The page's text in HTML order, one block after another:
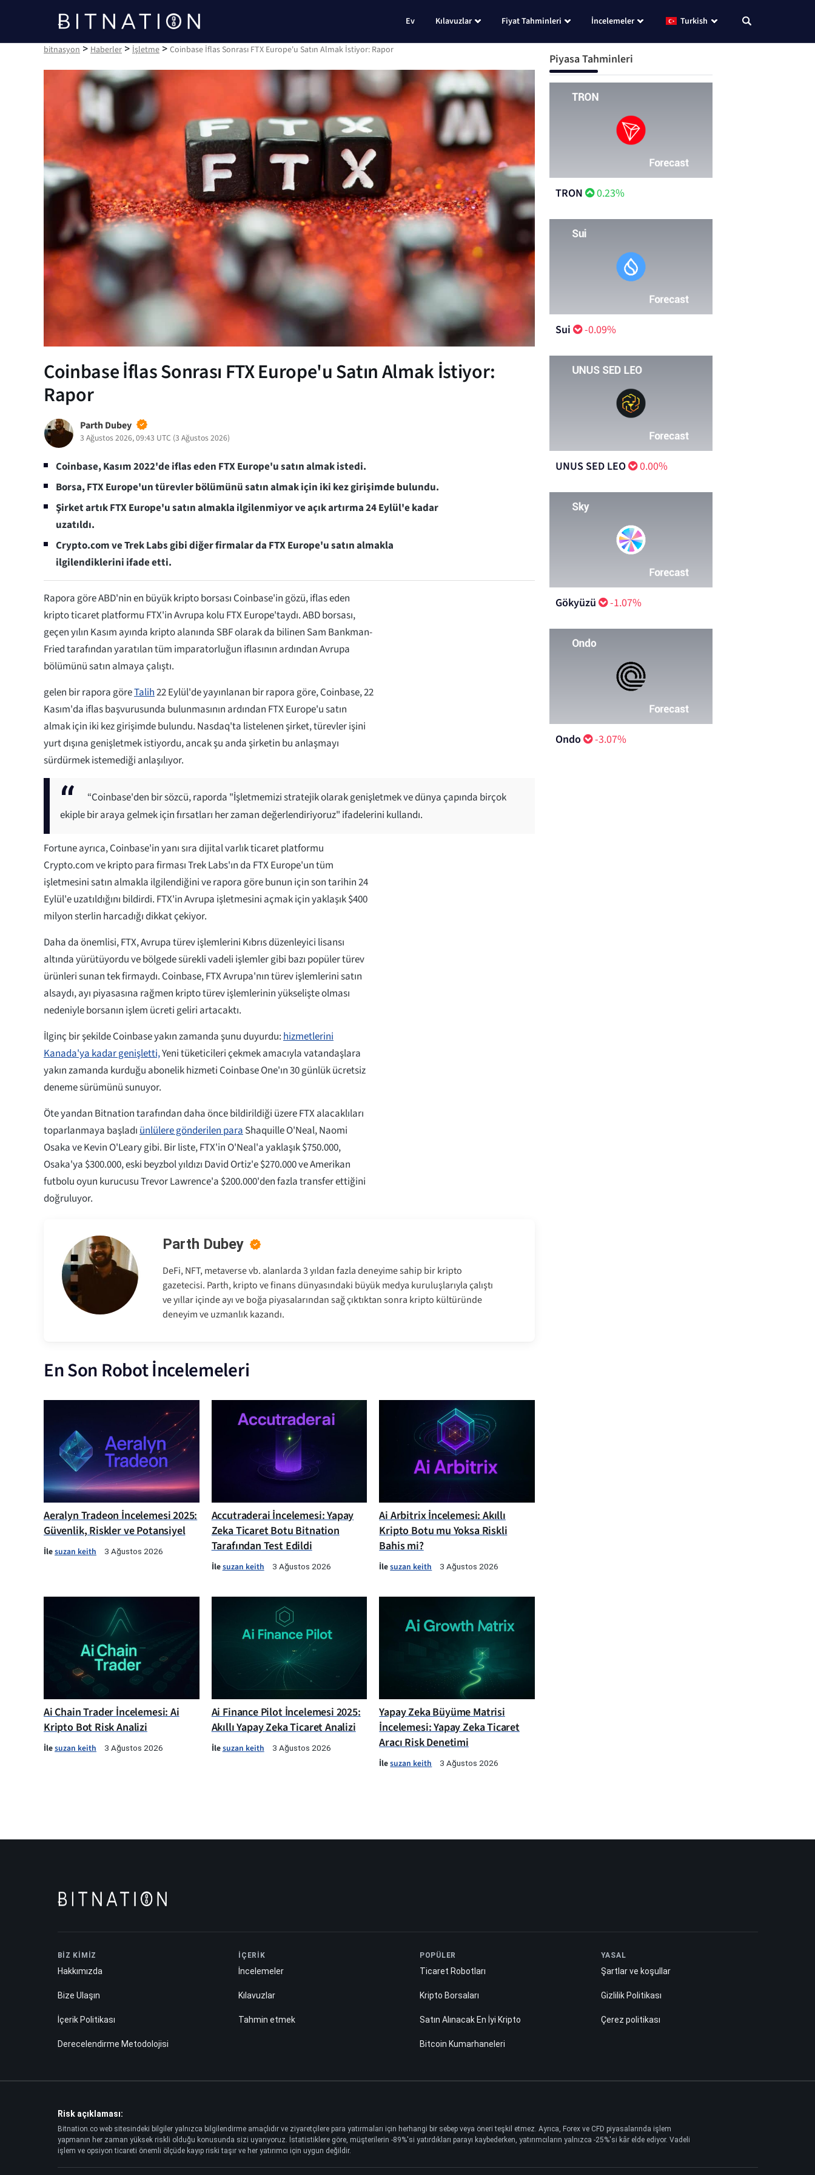
bitnasyon
Ev Kılavuzlar Fiyat Tahminleri İncelemeler Turkish
bitnasyon > Haberler > İşletme > Coinbase İflas Sonrası FTX Europe'u Satın Almak İstiyor: Rapor
Coinbase İflas Sonrası FTX Europe'u Satın Almak İstiyor:
Rapor
Parth Dubey
3 Ağustos 2026, 09:43 UTC (3 Ağustos 2026)
Coinbase, Kasım 2022'de iflas eden FTX Europe'u satın almak istedi.
Borsa, FTX Europe'un türevler bölümünü satın almak için iki kez girişimde bulundu.
Şirket artık FTX Europe'u satın almakla ilgilenmiyor ve açık artırma 24 Eylül'e kadar
uzatıldı.
Crypto.com ve Trek Labs gibi diğer firmalar da FTX Europe'u satın almakla
ilgilendiklerini ifade etti.
Rapora göre ABD'nin en büyük kripto borsası Coinbase'in gözü, iflas eden
kripto ticaret platformu FTX'in Avrupa kolu FTX Europe'taydı. ABD borsası,
geçen yılın Kasım ayında kripto alanında SBF olarak da bilinen Sam Bankman-
Fried tarafından yaratılan tüm imparatorluğun iflasının ardından Avrupa
bölümünü satın almaya çalıştı.
gelen bir rapora göreTalih22 Eylül'de yayınlanan bir rapora göre, Coinbase, 22
Kasım'da iflas başvurusunda bulunmasının ardından FTX Europe'u satın
almak için iki kez girişimde bulundu. Nasdaq'ta listelenen şirket, türevler işini
yurt dışına genişletmek istiyordu, ancak şu anda şirketin bu anlaşmayı
sürdürmek istemediği anlaşılıyor.
“Coinbase'den bir sözcü, raporda "İşletmemizi stratejik olarak genişletmek ve dünya çapında birçok
ekiple bir araya gelmek için fırsatları her zaman değerlendiriyoruz" ifadelerini kullandı.
Fortune ayrıca, Coinbase'in yanı sıra dijital varlık ticaret platformu
Crypto.com ve kripto para firması Trek Labs'ın da FTX Europe'un tüm
işletmesini satın almakla ilgilendiğini ve rapora göre bunun için son tarihin 24
Eylül'e uzatıldığını bildirdi. FTX'in Avrupa işletmesini açmak için yaklaşık $400
milyon sterlin harcadığı dikkat çekiyor.
Daha da önemlisi, FTX, Avrupa türev işlemlerini Kıbrıs düzenleyici lisansı
altında yürütüyordu ve bölgede sürekli vadeli işlemler gibi bazı popüler türev
ürünleri sunan tek firmaydı. Coinbase, FTX Avrupa'nın türev işlemlerini satın
alsaydı, ayı piyasasına rağmen kripto türev işlemlerinin yükselişte olması
nedeniyle borsanın işlem ücreti geliri artacaktı.
İlginç bir şekilde Coinbase yakın zamanda şunu duyurdu: hizmetlerini
Kanada'ya kadar genişletti,Yeni tüketicileri çekmek amacıyla vatandaşlara
yakın zamanda kurduğu abonelik hizmeti Coinbase One'ın 30 günlük ücretsiz
deneme sürümünü sunuyor.
Öte yandan Bitnation tarafından daha önce bildirildiği üzere FTX alacaklıları
toparlanmaya başladı ünlülere gönderilen para Shaquille O'Neal, Naomi
Osaka ve Kevin O'Leary gibi. Bir liste, FTX'in O'Neal'a yaklaşık $750.000,
Osaka'ya $300.000, eski beyzbol yıldızı David Ortiz'e $270.000 ve Amerikan
futbolu oyun kurucusu Trevor Lawrence'a $200.000'den fazla transfer ettiğini
doğruluyor.
Parth Dubey
DeFi, NFT, metaverse vb. alanlarda 3 yıldan fazla deneyime sahip bir kripto
gazetecisi. Parth, kripto ve finans dünyasındaki büyük medya kuruluşlarıyla çalıştı
ve yıllar içinde ayı ve boğa piyasalarından sağ çıktıktan sonra kripto kültüründe
deneyim ve uzmanlık kazandı.
En Son Robot İncelemeleri
Aeralyn Tradeon İncelemesi 2025:
Güvenlik, Riskler ve Potansiyel
İlesuzan keith 3 Ağustos 2026
Accutraderai İncelemesi: Yapay
Zeka Ticaret Botu Bitnation
Tarafından Test Edildi
İlesuzan keith 3 Ağustos 2026
Ai Arbitrix İncelemesi: Akıllı
Kripto Botu mu Yoksa Riskli
Bahis mi?
İlesuzan keith 3 Ağustos 2026
Ai Chain Trader İncelemesi: Ai
Kripto Bot Risk Analizi
İlesuzan keith 3 Ağustos 2026
Ai Finance Pilot İncelemesi 2025:
Akıllı Yapay Zeka Ticaret Analizi
İlesuzan keith 3 Ağustos 2026
Yapay Zeka Büyüme Matrisi
İncelemesi: Yapay Zeka Ticaret
Aracı Risk Denetimi
İlesuzan keith 3 Ağustos 2026
Piyasa Tahminleri
TRON 0.23%
Sui -0.09%
UNUS SED LEO 0.00%
Gökyüzü -1.07%
Ondo -3.07%
BİZ KİMİZ
Hakkımızda
Bize Ulaşın
İçerik Politikası
Derecelendirme Metodolojisi
İÇERİK
İncelemeler
Kılavuzlar
Tahmin etmek
POPÜLER
Ticaret Robotları
Kripto Borsaları
Satın Alınacak En İyi Kripto
Bitcoin Kumarhaneleri
YASAL
Şartlar ve koşullar
Gizlilik Politikası
Çerez politikası
Risk açıklaması:
Bitnation.co web sitesindeki bilgiler yalnızca bilgilendirme amaçlıdır ve ziyaretçilere para yatırmaları için herhangi bir sebep veya öneri teşkil etmez. Ayrıca, Forex ve CFD piyasalarında işlem
yapmanın her zaman yüksek riskli olduğu konusunda sizi uyarıyoruz. İstatistiklere göre, müşterilerin -89%'si yatırdıkları parayı kaybederken, yatırımcıların yalnızca -25%'si kâr elde ediyor. Vadeli
işlem ve opsiyon ticareti önemli ölçüde kayıp riski taşır ve her yatırımcı için uygun değildir.